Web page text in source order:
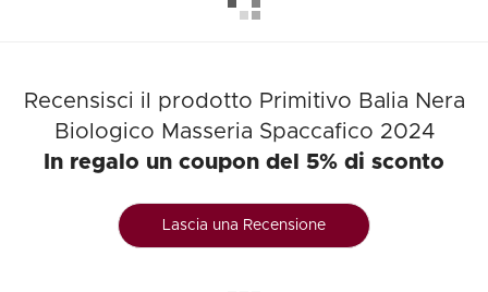
Recensisci il prodotto Primitivo Balia Nera
Biologico Masseria Spaccafico 2024
In regalo un coupon del 5% di sconto
Lascia una Recensione